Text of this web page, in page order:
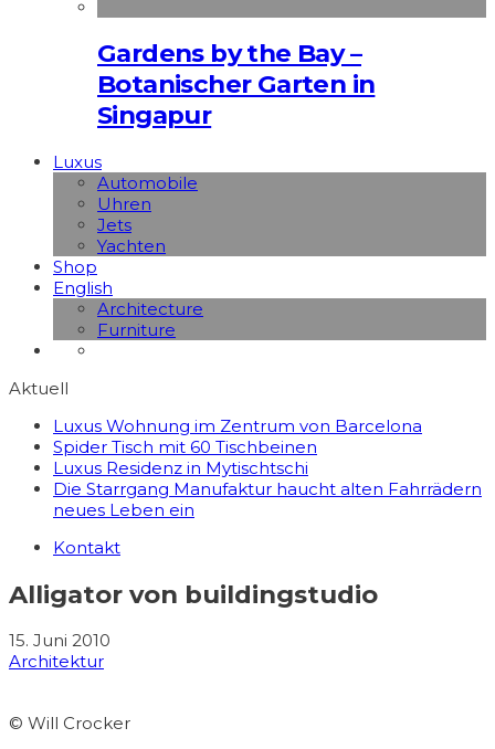
Gardens by the Bay –
Botanischer Garten in
Singapur
Luxus
Automobile
Uhren
Jets
Yachten
Shop
English
Architecture
Furniture
Aktuell
Luxus Wohnung im Zentrum von Barcelona
Spider Tisch mit 60 Tischbeinen
Luxus Residenz in Mytischtschi
Die Starrgang Manufaktur haucht alten Fahrrädern
neues Leben ein
Kontakt
Alligator von buildingstudio
15. Juni 2010
Architektur
© Will Crocker